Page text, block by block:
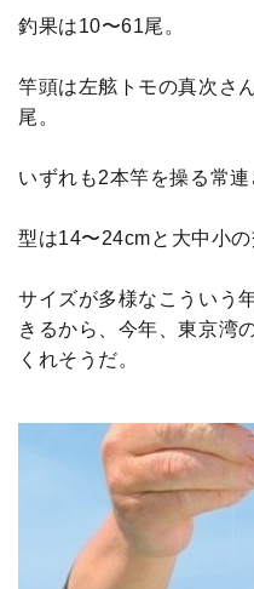
釣果は10〜61尾。
竿頭は左舷トモの真次さ
尾。
いずれも2本竿を操る常連
型は14〜24cmと大中小の
サイズが多様なこういう
きるから、今年、東京湾
くれそうだ。